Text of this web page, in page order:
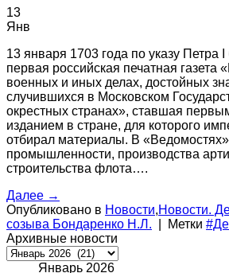
13
Янв
13 января 1703 года по указу
первая российская печатная газета
военных и иных делах, достойных
случившихся в Московском
окрестных странах», ставшая
изданием в стране, для которого
отбирал материалы. В
промышленности, производства
строительства флота….
Далее →
Опубликовано в Новости,Новости.
созыва Бондаренко Н.Л.
Метки
Архивные новости
Архивные
новостиЯнварь 2026